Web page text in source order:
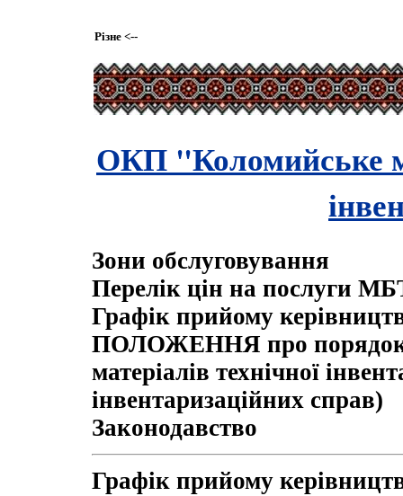
Різне <--
ОКП "Коломийське
Зони обслуговування
Перелік цін на послуги
Графік прийому
ПОЛОЖЕННЯ про порядок
матеріалів технічної
інвентаризаційних справ)
Законодавство
Графік прийому